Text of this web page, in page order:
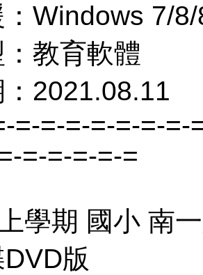
：Windows 7/
教育軟體
2021.08.11
=-=-=-=-=-=-
=-=-=-=-=
學期 國小 南
版